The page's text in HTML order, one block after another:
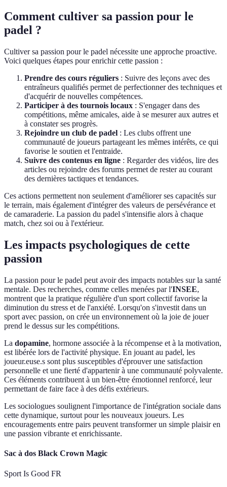
Comment cultiver sa passion pour le
padel ?
Cultiver sa passion pour le padel nécessite une approche proactive.
Voici quelques étapes pour enrichir cette passion :
Prendre des cours réguliers : Suivre des leçons avec des
entraîneurs qualifiés permet de perfectionner des techniques et
d'acquérir de nouvelles compétences.
Participer à des tournois locaux : S'engager dans des
compétitions, même amicales, aide à se mesurer aux autres et
à constater ses progrès.
Rejoindre un club de padel : Les clubs offrent une
communauté de joueurs partageant les mêmes intérêts, ce qui
favorise le soutien et l'entraide.
Suivre des contenus en ligne : Regarder des vidéos, lire des
articles ou rejoindre des forums permet de rester au courant
des dernières tactiques et tendances.
Ces actions permettent non seulement d'améliorer ses capacités sur
le terrain, mais également d'intégrer des valeurs de persévérance et
de camaraderie. La passion du padel s'intensifie alors à chaque
match, chez soi ou à l'extérieur.
Les impacts psychologiques de cette
passion
La passion pour le padel peut avoir des impacts notables sur la santé
mentale. Des recherches, comme celles menées par l'INSEE,
montrent que la pratique régulière d'un sport collectif favorise la
diminution du stress et de l'anxiété. Lorsqu'on s'investit dans un
sport avec passion, on crée un environnement où la joie de jouer
prend le dessus sur les compétitions.
La dopamine, hormone associée à la récompense et à la motivation,
est libérée lors de l'activité physique. En jouant au padel, les
joueur.euse.s sont plus susceptibles d'éprouver une satisfaction
personnelle et une fierté d'appartenir à une communauté polyvalente.
Ces éléments contribuent à un bien-être émotionnel renforcé, leur
permettant de faire face à des défis extérieurs.
Les sociologues soulignent l'importance de l'intégration sociale dans
cette dynamique, surtout pour les nouveaux joueurs. Les
encouragements entre pairs peuvent transformer un simple plaisir en
une passion vibrante et enrichissante.
Sac à dos Black Crown Magic
Sport Is Good FR